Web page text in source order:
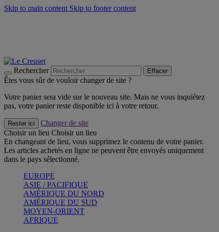
Skip to main content Skip to footer content
Rechercher Effacer
Êtes vous sûr de vouloir changer de site ?
Votre panier sera vide sur le nouveau site. Mais ne vous inquiétez
pas, votre panier reste disponible ici à votre retour.
Rester ici
Changer de site
Choisir un lieu Choisir un lieu
En changeant de lieu, vous supprimez le contenu de votre panier.
Les articles achetés en ligne ne peuvent être envoyés uniquement
dans le pays sélectionné.
EUROPE
ASIE / PACIFIQUE
AMÉRIQUE DU NORD
AMÉRIQUE DU SUD
MOYEN-ORIENT
AFRIQUE